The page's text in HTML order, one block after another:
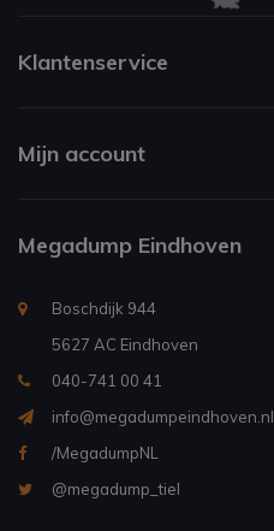
Klantenservice
Mijn account
Megadump Eindhoven
Boschdijk 944
5627 AC Eindhoven
040-741 00 41
info@megadumpeindhoven.nl
/MegadumpNL
@megadump_tiel